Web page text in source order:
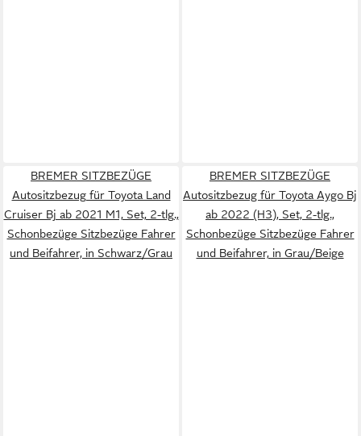
BREMER SITZBEZÜGE
Autositzbezug für Toyota Land
Cruiser Bj ab 2021 M1, Set, 2-tlg.,
Schonbezüge Sitzbezüge Fahrer
und Beifahrer, in Schwarz/Grau
BREMER SITZBEZÜGE
Autositzbezug für Toyota Aygo Bj
ab 2022 (H3), Set, 2-tlg.,
Schonbezüge Sitzbezüge Fahrer
und Beifahrer, in Grau/Beige